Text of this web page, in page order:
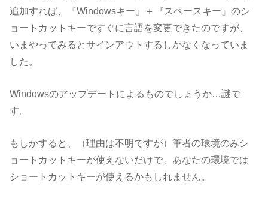
追加すれば、『Windowsキー』＋『スペースキー』のシ
ョートカットキーですぐに言語を変更できたのですが、
いまやってみるとサインアウトするしかなくなっていま
した。
Windowsのアップデートによるものでしょうか…謎で
す。
もしかすると、（理由は不明ですが）筆者の環境のみシ
ョートカットキーが使えないだけで、あなたの環境では
ショートカットキーが使えるかもしれません。